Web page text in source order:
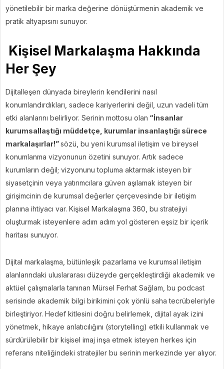
yönetilebilir bir marka değerine dönüştürmenin akademik ve
pratik altyapısını sunuyor.
Kişisel Markalaşma Hakkında
Her Şey
Dijitalleşen dünyada bireylerin kendilerini nasıl
konumlandırdıkları, sadece kariyerlerini değil, uzun vadeli tüm
etki alanlarını belirliyor. Serinin mottosu olan “İnsanlar
kurumsallaştığı müddetçe, kurumlar insanlaştığı sürece
markalaşırlar!”sözü, bu yeni kurumsal iletişim ve bireysel
konumlanma vizyonunun özetini sunuyor. Artık sadece
kurumların değil; vizyonunu topluma aktarmak isteyen bir
siyasetçinin veya yatırımcılara güven aşılamak isteyen bir
girişimcinin de kurumsal değerler çerçevesinde bir iletişim
planına ihtiyacı var. Kişisel Markalaşma 360, bu stratejiyi
oluşturmak isteyenlere adım adım yol gösteren eşsiz bir içerik
haritası sunuyor.
Dijital markalaşma, bütünleşik pazarlama ve kurumsal iletişim
alanlarındaki uluslararası düzeyde gerçekleştirdiği akademik ve
aktüel çalışmalarla tanınan Mürsel Ferhat Sağlam, bu podcast
serisinde akademik bilgi birikimini çok yönlü saha tecrübeleriyle
birleştiriyor. Hedef kitlesini doğru belirlemek, dijital ayak izini
yönetmek, hikaye anlatıcılığını (storytelling) etkili kullanmak ve
sürdürülebilir bir kişisel imaj inşa etmek isteyen herkes için
referans niteliğindeki stratejiler bu serinin merkezinde yer alıyor.